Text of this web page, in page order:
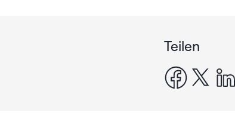
Teilen
facebook
x